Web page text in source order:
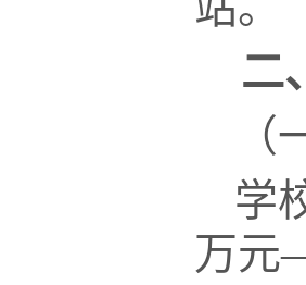
二
学
万元